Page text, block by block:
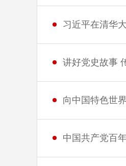
习近平在清华
讲好党史故事
向中国特色世
中国共产党百